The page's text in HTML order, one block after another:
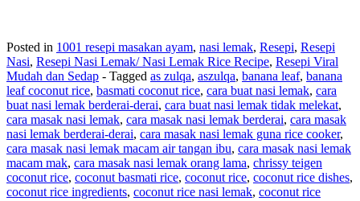
Posted in 1001 resepi masakan ayam, nasi lemak, Resepi, Resepi
Nasi, Resepi Nasi Lemak/ Nasi Lemak Rice Recipe, Resepi Viral
Mudah dan Sedap - Tagged as zulqa, aszulqa, banana leaf, banana
leaf coconut rice, basmati coconut rice, cara buat nasi lemak, cara
buat nasi lemak berderai-derai, cara buat nasi lemak tidak melekat,
cara masak nasi lemak, cara masak nasi lemak berderai, cara masak
nasi lemak berderai-derai, cara masak nasi lemak guna rice cooker,
cara masak nasi lemak macam air tangan ibu, cara masak nasi lemak
macam mak, cara masak nasi lemak orang lama, chrissy teigen
coconut rice, coconut basmati rice, coconut rice, coconut rice dishes,
coconut rice ingredients, coconut rice nasi lemak, coconut rice